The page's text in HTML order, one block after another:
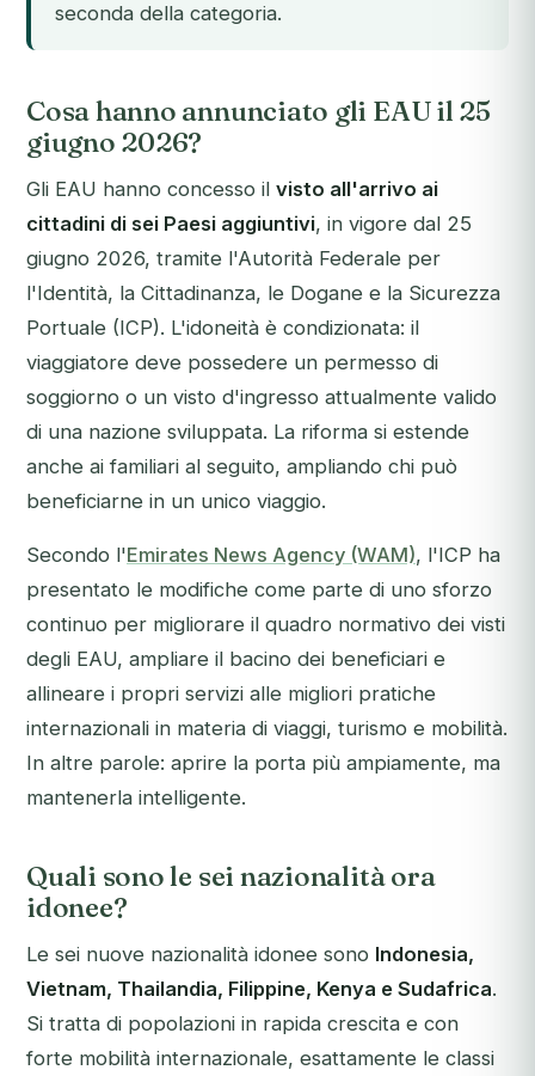
seconda della categoria.
Cosa hanno annunciato gli EAU il 25
giugno 2026?
Gli EAU hanno concesso il visto all'arrivo ai
cittadini di sei Paesi aggiuntivi, in vigore dal 25
giugno 2026, tramite l'Autorità Federale per
l'Identità, la Cittadinanza, le Dogane e la Sicurezza
Portuale (ICP). L'idoneità è condizionata: il
viaggiatore deve possedere un permesso di
soggiorno o un visto d'ingresso attualmente valido
di una nazione sviluppata. La riforma si estende
anche ai familiari al seguito, ampliando chi può
beneficiarne in un unico viaggio.
Secondo l'Emirates News Agency (WAM), l'ICP ha
presentato le modifiche come parte di uno sforzo
continuo per migliorare il quadro normativo dei visti
degli EAU, ampliare il bacino dei beneficiari e
allineare i propri servizi alle migliori pratiche
internazionali in materia di viaggi, turismo e mobilità.
In altre parole: aprire la porta più ampiamente, ma
mantenerla intelligente.
Quali sono le sei nazionalità ora
idonee?
Le sei nuove nazionalità idonee sono Indonesia,
Vietnam, Thailandia, Filippine, Kenya e Sudafrica.
Si tratta di popolazioni in rapida crescita e con
forte mobilità internazionale, esattamente le classi